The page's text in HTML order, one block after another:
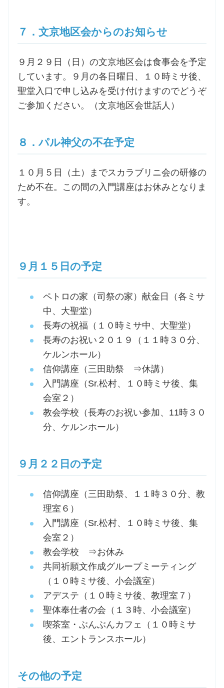
７．文京地区会からのお知らせ
９月２９日（日）の文京地区会は食事会を予定
しています。９月の各日曜日、１０時ミサ後、
聖堂入口で申し込みを受け付けますのでどうぞ
ご参加ください。（文京地区会世話人）
８．パル神父の不在予定
１０月５日（土）までスカラブリニ会の研修の
ため不在。この間の入門講座はお休みとなりま
す。
９月１５日の予定
ペトロの家（司祭の家）献金日（各ミサ
中、大聖堂）
長寿の祝福（１０時ミサ中、大聖堂）
長寿のお祝い２０１９（１１時３０分、
ケルンホール）
信仰講座（三田助祭 ⇒休講）
入門講座（Sr.松村、１０時ミサ後、集
会室２）
教会学校（長寿のお祝い参加、11時３０
分、ケルンホール）
９月２２日の予定
信仰講座（三田助祭、１１時３０分、教
理室６）
入門講座（Sr.松村、１０時ミサ後、集
会室２）
教会学校 ⇒お休み
共同祈願文作成グループミーティング
（１０時ミサ後、小会議室）
アデステ（１０時ミサ後、教理室７）
聖体奉仕者の会（１３時、小会議室）
喫茶室・ぶんぶんカフェ（１０時ミサ
後、エントランスホール）
その他の予定